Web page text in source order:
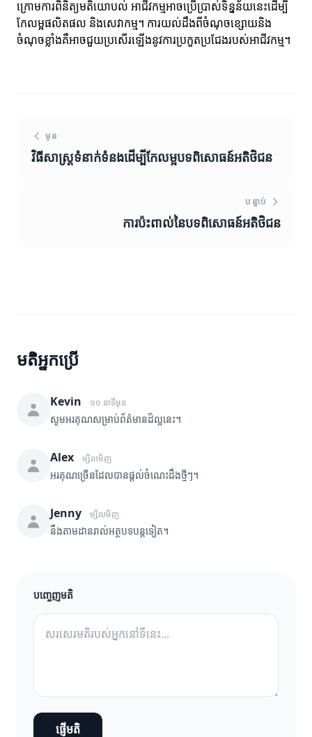
ក្រោមការពិនិត្យមតិយោបល់ អាជីវកម្មអាចប្រើប្រាស់ទិន្នន័យនេះដើម្បី
កែលម្អផលិតផល និងសេវាកម្ម។ ការយល់ដឹងពីចំណុចខ្សោយនិង
ចំណុចខ្លាំងគឺអាចជួយប្រសើរឡើងនូវការប្រកួតប្រជែងរបស់អាជីវកម្ម។
មុន
វិធីសាស្ត្រទំនាក់ទំនងដើម្បីកែលម្អបទពិសោធន៍អតិថិជន
បន្ទាប់
ការប៉ះពាល់នៃបទពិសោធន៍អតិថិជន
មតិអ្នកប្រើ
Kevin ១០ នាទីមុន
សូមអរគុណសម្រាប់ព័ត៌មានដ៏ល្អនេះ។
Alex ម្សិលមិញ
អរគុណច្រើនដែលបានផ្តល់ចំណេះដឹងថ្មីៗ។
Jenny ម្សិលមិញ
នឹងតាមដានរាល់អត្ថបទបន្តទៀត។
បញ្ចេញមតិ
ផ្ញើមតិ